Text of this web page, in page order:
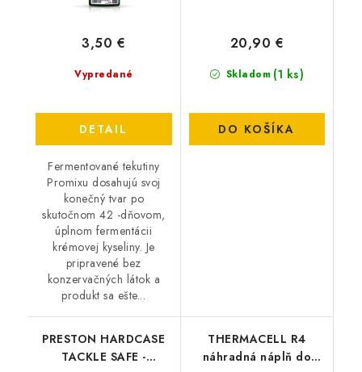
Vypredané
3,50 €
DETAIL
Fermentované tekutiny
Promixu dosahujú svoj
konečný tvar po
skutočnom 42 -dňovom,
úplnom fermentácii
krémovej kyseliny. Je
pripravené bez
konzervačných látok a
produkt sa ešte...
Skladom (1 ks)
20,90 €
DO KOŠÍKA
PRESTON HARDCASE
TACKLE SAFE -
THERMACELL R4
náhradná náplň do